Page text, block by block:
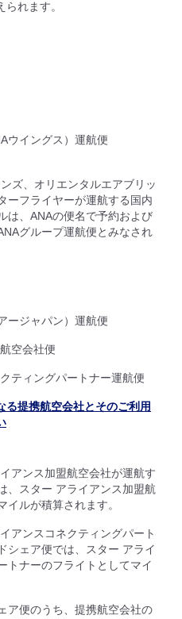
れます。
ウイングス）運航便
ズ、オリエンタルエアブリッ
ーフライヤーが運航する国内
は、ANAの便名で予約および
グループ運航便とみなされ
ージャパン）運航便
空会社便
ティングパートナー運航便
る提携航空会社とそのご利用
アンス加盟航空会社が運航す
、スター アライアンス加盟航
イルが積算されます。
アンスコネクティングパート
シェア便では、スター アライ
トナーのフライトとしてマイ
ア便のうち、提携航空会社の